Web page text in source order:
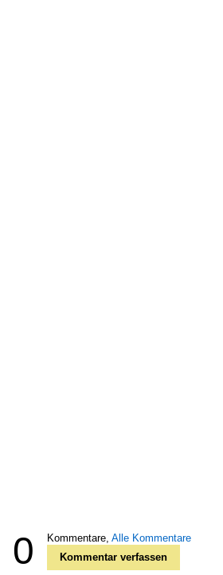
0 Kommentare, Alle Kommentare
Kommentar verfassen